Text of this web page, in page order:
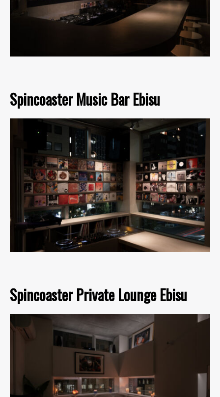
Spincoaster Music Bar Ebisu
Spincoaster Private Lounge Ebisu